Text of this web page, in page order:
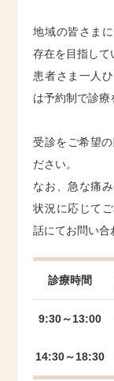
地域の皆さま
存在を目指して
患者さま一人
は予約制で診療
受診をご希望
ださい。
なお、急な痛
状況に応じて
話にてお問い合
診療時間
9:30～13:00
14:30～18:30